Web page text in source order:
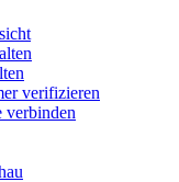
verifizieren